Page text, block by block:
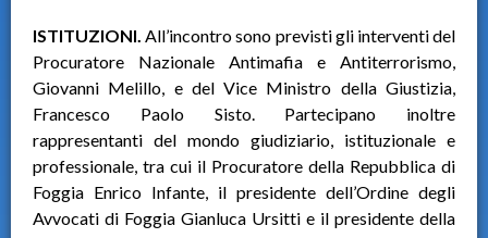
ISTITUZIONI. All’incontro sono previsti gli interventi del
Procuratore Nazionale Antimafia e Antiterrorismo,
Giovanni Melillo, e del Vice Ministro della Giustizia,
Francesco Paolo Sisto. Partecipano inoltre
rappresentanti del mondo giudiziario, istituzionale e
professionale, tra cui il Procuratore della Repubblica di
Foggia Enrico Infante, il presidente dell’Ordine degli
Avvocati di Foggia Gianluca Ursitti e il presidente della